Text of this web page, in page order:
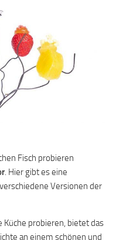
Fisch probieren
. Hier gibt es eine
Versionen der
Küche probieren, bietet das
an einem schönen und